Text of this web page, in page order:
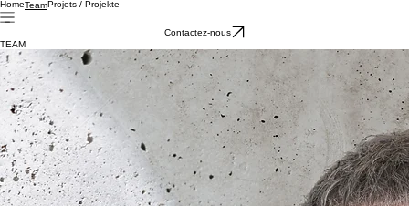
Home
Contactez-nous
TEAM
MARCEL AEBISCHER
DOMINIK LEHMANN
PATRIK SCHNETZ
Associé / Partner
Architecte HES SIA / Architekt FH SIA
CAS en analyse énergie HES
CAS nature en ville HEPIA
m.aebischer@LZA.ch
Associé / Partner
Architecte HES SIA / Architekt FH SIA
Immobilienbewirtschafter FA
CAS Urban management
d.lehmann@LZA.ch
Associé / Partner